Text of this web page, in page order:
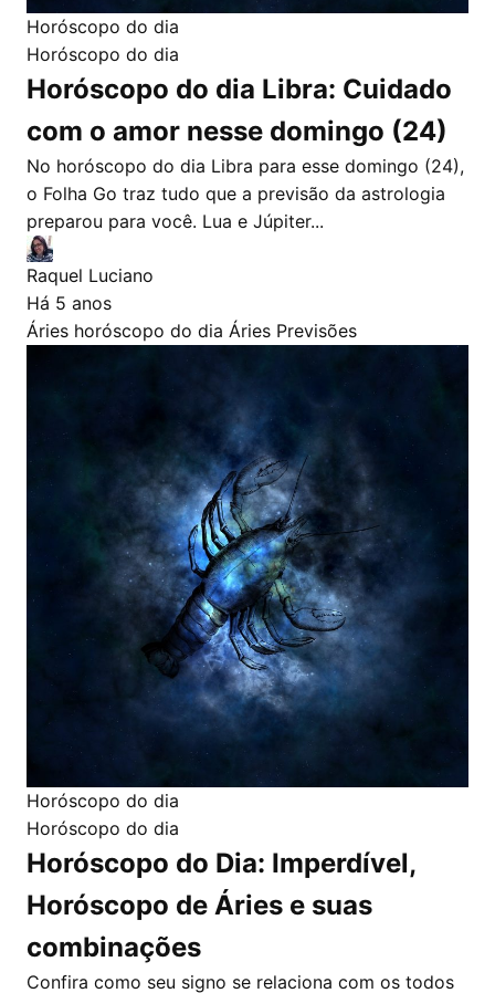
Horóscopo do dia
Horóscopo do dia
Horóscopo do dia Libra: Cuidado
com o amor nesse domingo (24)
No horóscopo do dia Libra para esse domingo (24),
o Folha Go traz tudo que a previsão da astrologia
preparou para você. Lua e Júpiter...
Raquel Luciano
Há 5 anos
Áries horóscopo do dia Áries Previsões
Horóscopo do dia
Horóscopo do dia
Horóscopo do Dia: Imperdível,
Horóscopo de Áries e suas
combinações
Confira como seu signo se relaciona com os todos